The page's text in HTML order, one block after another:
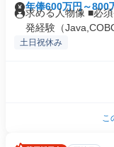
年俸600万円～800
求める人物像 ■必
発経験（
土日祝休み
こ